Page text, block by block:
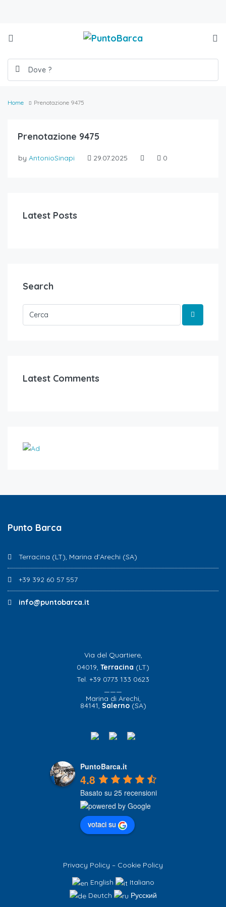
Home Prenotazione 9475
Prenotazione 9475
by AntonioSinapi 29.07.2025 0
Latest Posts
Search
Latest Comments
Punto Barca
Terracina (LT), Marina d’Arechi (SA)
+39 392 60 57 557
info@puntobarca.it
Via del Quartiere,
04019, Terracina (LT)
Tel. +39 0773 133 0623
———
Marina di Arechi,
84141, Salerno(SA)
PuntoBarca.it
4.8
Basato su 25 recensioni
votaci su
Privacy Policy – Cookie Policy
English
Italiano
Deutch
Русский